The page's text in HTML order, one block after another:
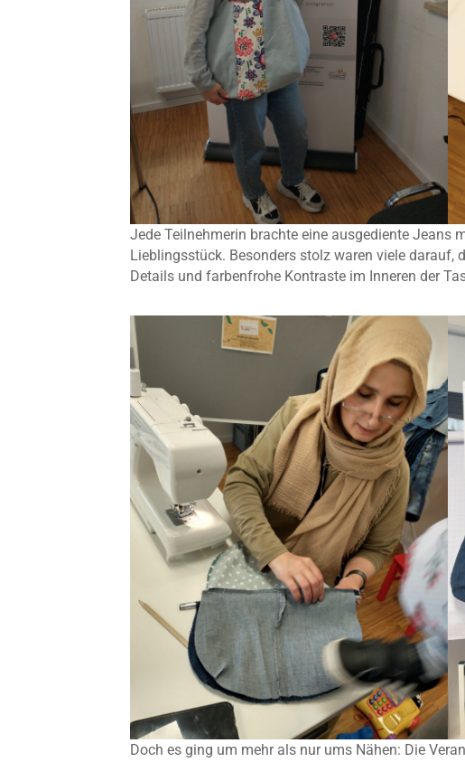
Jede Teilnehmerin brachte eine ausgediente Jeans
Lieblingsstück. Besonders stolz waren viele darauf,
Details und farbenfrohe Kontraste im Inneren der
Doch es ging um mehr als nur ums Nähen: Die